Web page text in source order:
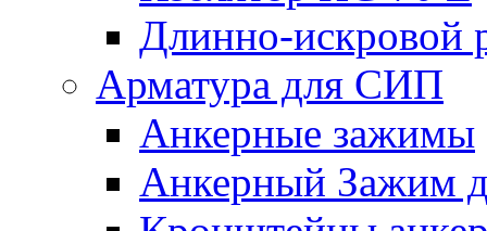
Длинно-искровой
Арматура для СИП
Анкерные зажимы
Анкерный Зажим